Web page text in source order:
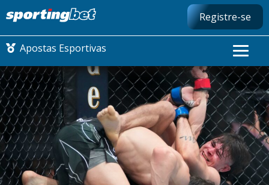
Registre-se
Apostas Esportivas
CONMEBOL LIBERTADORES
FUTEBOL NACIONAL
FUTEBOL INTERNACIONAL